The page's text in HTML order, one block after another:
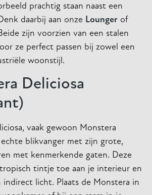
prachtig staan naast een
daarbij aan onze Lounger of
zijn voorzien van een stalen
ze perfect passen bij zowel een
woonstijl.
Deliciosa
vaak gewoon Monstera
blikvanger met zijn grote,
met kenmerkende gaten. Deze
tintje toe aan je interieur en
licht. Plaats de Monstera in